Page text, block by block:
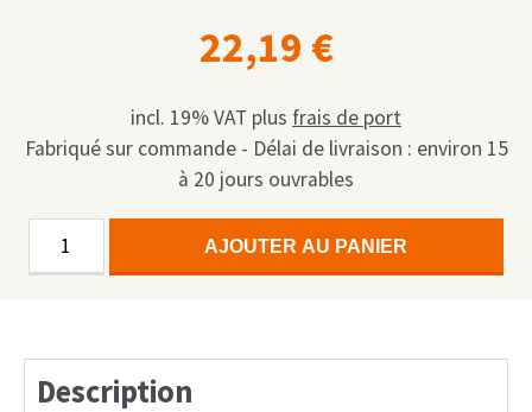
22,19 €
incl. 19% VAT plus frais de port
Fabriqué sur commande - Délai de livraison : environ 15
à 20 jours ouvrables
quantité
Rack
rail-
AJOUTER AU PANIER
Alternative:
Description